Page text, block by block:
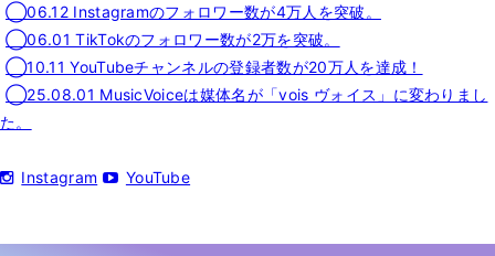
◯06.12 Instagramのフォロワー数が4万人を突破。
◯06.01 TikTokのフォロワー数が2万を突破。
◯10.11 YouTubeチャンネルの登録者数が20万人を達成！
◯25.08.01 MusicVoiceは媒体名が「vois ヴォイス」に変わりまし
た。
Instagram YouTube